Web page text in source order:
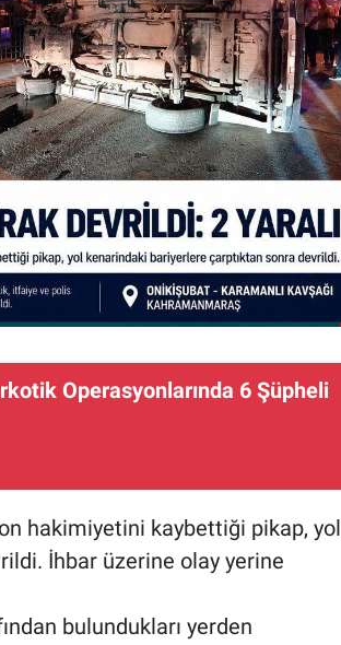
Operasyonlarında 6 Şüpheli
hakimiyetini kaybettiği pikap, yol
İhbar üzerine olay yerine
bulundukları yerden